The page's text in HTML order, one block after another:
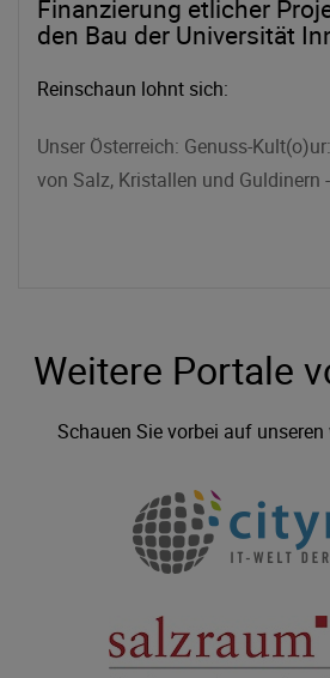
Finanzierung etlicher
den Bau der Universität
Reinschaun lohnt sich:
Unser Österreich: Genuss-
von Salz, Kristallen und Guldinern
Weitere Portale
Schauen Sie vorbei auf